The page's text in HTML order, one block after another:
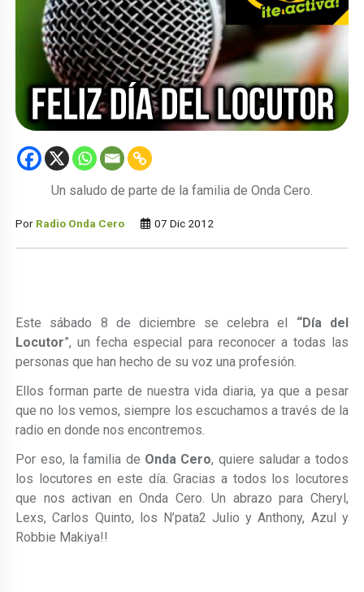
Un saludo de parte de la familia de Onda Cero.
Por Radio Onda Cero 07 Dic 2012
Este sábado 8 de diciembre se celebra el “Día del
Locutor”, un fecha especial para reconocer a todas las
personas que han hecho de su voz una profesión.
Ellos forman parte de nuestra vida diaria, ya que a pesar
que no los vemos, siempre los escuchamos a través de la
radio en donde nos encontremos.
Por eso, la familia de Onda Cero, quiere saludar a todos
los locutores en este día. Gracias a todos los locutores
que nos activan en Onda Cero. Un abrazo para Cheryl,
Lexs, Carlos Quinto, los N’pata2 Julio y Anthony, Azul y
Robbie Makiya!!